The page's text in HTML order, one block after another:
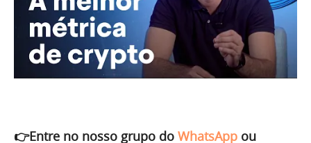
👉Entre no nosso grupo do WhatsApp ou